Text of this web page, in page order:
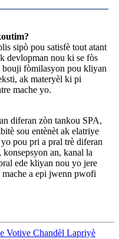
sipò pou satisfè tout atant
devlopman nou ki se fòs
bouji fòmilasyon pou kliyan
ak materyèl ki pi
mache yo.
diferan zòn tankou SPA,
sou entènèt ak elatriye
pou pri a pral trè diferan
an, kanal la
ede kliyan nou yo jere
a epi jwenn pwofi
Votive Chandèl Lapriyè